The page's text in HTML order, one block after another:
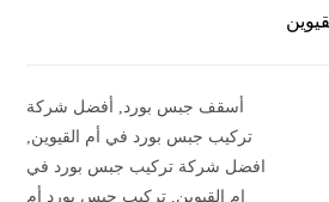
أسقف جبس بورد
أفضل شركة
تركيب جبس بورد في أم القيوين
افضل شركة تركيب جبس بورد في
ام القيوين تركيب جبس بورد أم